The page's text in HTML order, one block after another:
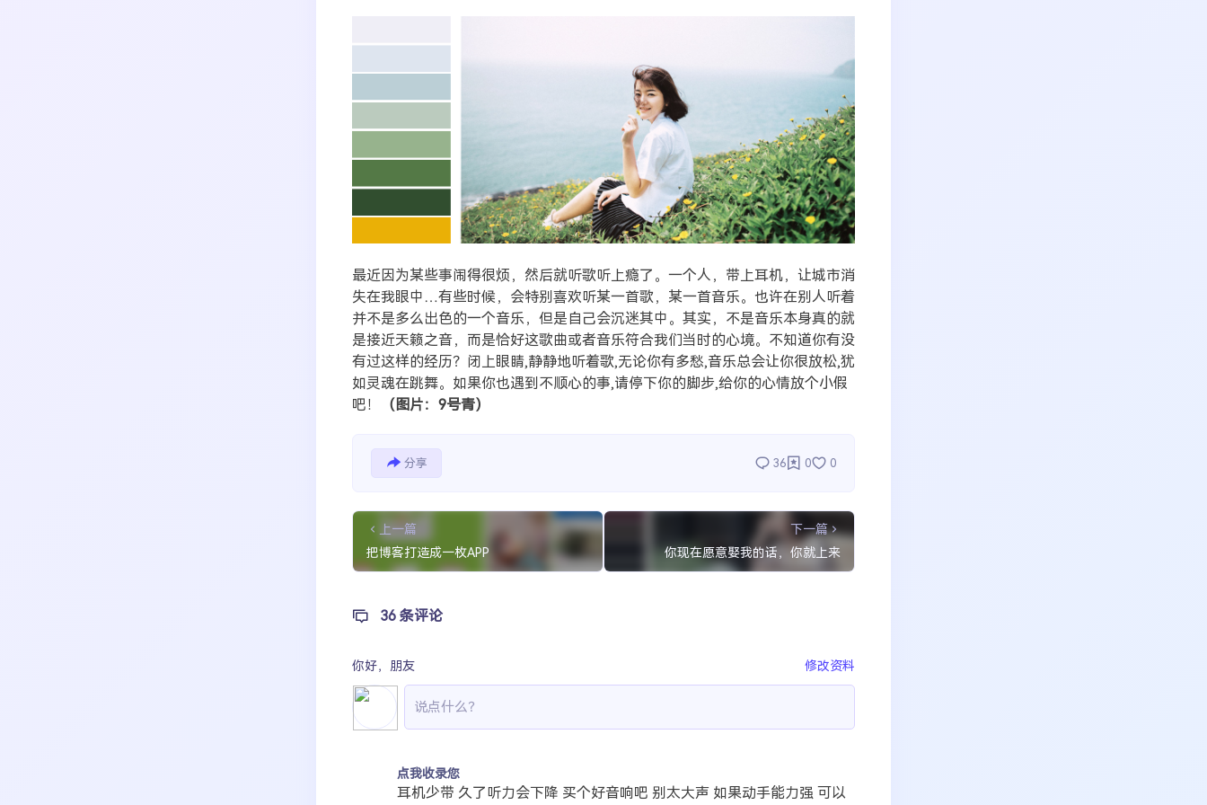
最近因为某些事闹得很烦，然后就听歌听上瘾了。一个人，带上耳机，让城市消
失在我眼中…有些时候，会特别喜欢听某一首歌，某一首音乐。也许在别人听着
并不是多么出色的一个音乐，但是自己会沉迷其中。其实，不是音乐本身真的就
是接近天籁之音，而是恰好这歌曲或者音乐符合我们当时的心境。不知道你有没
有过这样的经历？闭上眼睛,静静地听着歌,无论你有多愁,音乐总会让你很放松,犹
如灵魂在跳舞。如果你也遇到不顺心的事,请停下你的脚步,给你的心情放个小假
吧！
（图片：9号青）
分享 36 0 0
上一篇
把博客打造成一枚APP
下一篇
你现在愿意娶我的话，你就上来
36 条评论
你好， 朋友 修改资料
点我收录您
耳机少带 久了听力会下降 买个好音响吧 别太大声 如果动手能力强 可以